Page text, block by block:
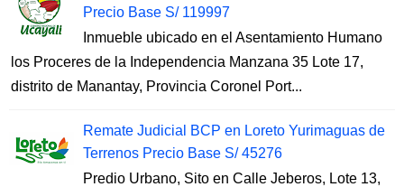
Precio Base S/ 119997
Inmueble ubicado en el Asentamiento Humano
los Proceres de la Independencia Manzana 35 Lote 17,
distrito de Manantay, Provincia Coronel Port...
Remate Judicial BCP en Loreto Yurimaguas de
Terrenos Precio Base S/ 45276
Predio Urbano, Sito en Calle Jeberos, Lote 13,